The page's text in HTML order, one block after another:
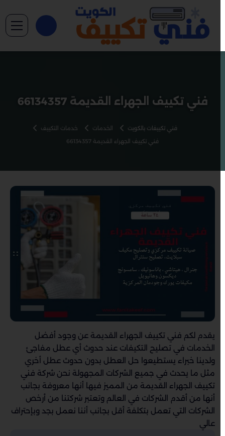
فني تكييف الجهراء القديمة 66134357
فني تكييفات بالكويت الخدمات
خدمات التكييف
فني تكييف الجهراء القديمة 66134357
يقدم لكم فني تكييف الجهراء القديمة عن وجود أفضل
الخدمات في تصليح التكيفات عند حدوث أي عطل مفاجئ
ولدينا خبراء يستطيعوا حل العطل بدون حدوث عطل أخري
مثل ما يحدث في جميع الشركات المجهولة نحن شركة فني
تكييف الجهراء القديمة من المميز فيها أنها معروفة بجانب
أنها من أقدم الشركات في العالم وتعتبر شركتنا من أرخص
الشركات التي تعمل بتكلفة أقل بجانب أننا نعمل بجد وبإحتراف
عالي